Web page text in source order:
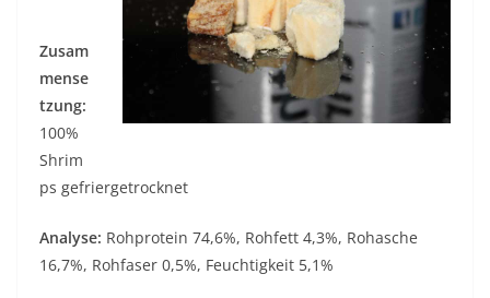
Zusam
mense
tzung:
100%
Shrim
ps gefriergetrocknet
Analyse: Rohprotein 74,6%, Rohfett 4,3%, Rohasche
16,7%, Rohfaser 0,5%, Feuchtigkeit 5,1%